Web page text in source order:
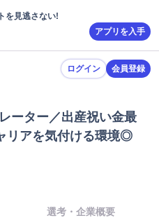
を見逃さない!
アプリを入手
ログイン 会員登録
ーター／出産祝い金最
リアを気付ける環境◎
選考・企業概要